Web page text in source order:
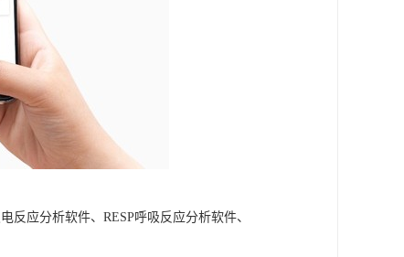
应分析软件、RESP呼吸反应分析软件、